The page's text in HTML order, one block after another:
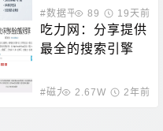
oogle Cloud故障
一览
#数据平台 #信息聚合
89 19天前
吃力网：分享提供
最全的搜索引擎
#磁力搜索2.67W 2年前